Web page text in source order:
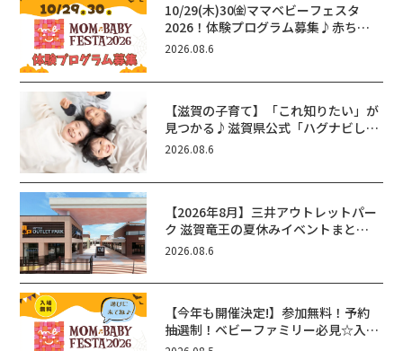
10/29(木)30㈮ママベビーフェスタ
2026！体験プログラム募集♪赤ちゃ
ん向けイベントに出演しませんか？
2026.08.6
【滋賀の子育て】「これ知りたい」が
見つかる♪滋賀県公式「ハグナビし
が」使ってる？おでかけ・制度・子育
2026.08.6
【2026年8月】三井アウトレットパー
ク 滋賀竜王の夏休みイベントまと
め！びしょぬれ水あそび・激辛グル
ん！
2026.08.6
【今年も開催決定!】参加無料！予約
抽選制！ベビーファミリー必見☆入場
無料☆10/29(木)30(金)ママベビーフ